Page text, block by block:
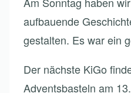
aufbauende
gestalten. Es war ein
Der nächste KiGo
Adventsbasteln am